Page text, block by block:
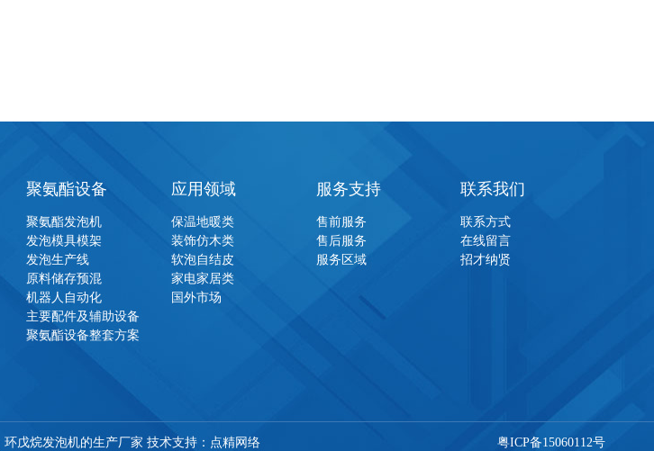
聚氨酯设备
聚氨酯发泡机
发泡模具模架
发泡生产线
原料储存预混
机器人自动化
主要配件及辅助设备
聚氨酯设备整套方案
应用领域
保温地暖类
装饰仿木类
软泡自结皮
家电家居类
国外市场
服务支持
售前服务
售后服务
服务区域
联系我们
联系方式
在线留言
招才纳贤
环戊烷发泡机的生产厂家 技术支持： 点精网络 粤ICP备15060112号